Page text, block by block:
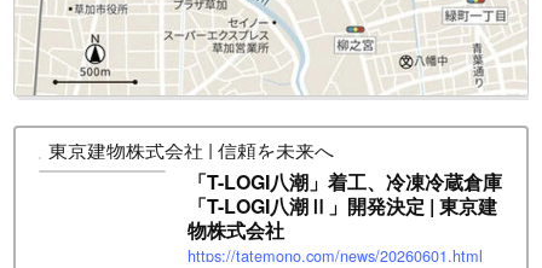
東京建物株式会社 | 信頼を未来へ
「T-LOGI八潮」着工、冷凍冷蔵倉庫
「T-LOGI八潮Ⅱ」開発決定 | 東京建
物株式会社
https://tatemono.com/news/20260601.html